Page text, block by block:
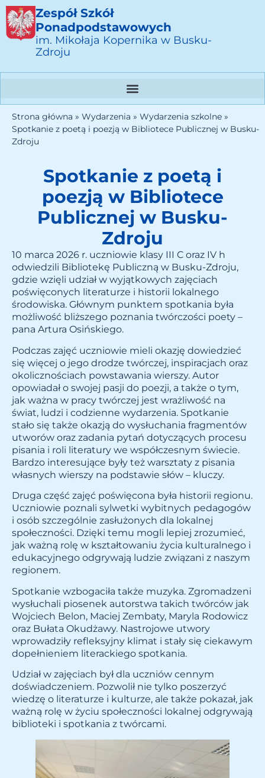
Zespół Szkół
Ponadpodstawowych
im. Mikołaja Kopernika w Busku-
Zdroju
Strona główna » Wydarzenia » Wydarzenia szkolne »
Spotkanie z poetą i poezją w Bibliotece Publicznej w Busku-
Zdroju
Spotkanie z poetą i
poezją w Bibliotece
Publicznej w Busku-
Zdroju
10 marca 2026 r. uczniowie klasy III C oraz IV h
odwiedzili Bibliotekę Publiczną w Busku-Zdroju,
gdzie wzięli udział w wyjątkowych zajęciach
poświęconych literaturze i historii lokalnego
środowiska. Głównym punktem spotkania była
możliwość bliższego poznania twórczości poety –
pana Artura Osińskiego.
Podczas zajęć uczniowie mieli okazję dowiedzieć
się więcej o jego drodze twórczej, inspiracjach oraz
okolicznościach powstawania wierszy. Autor
opowiadał o swojej pasji do poezji, a także o tym,
jak ważna w pracy twórczej jest wrażliwość na
świat, ludzi i codzienne wydarzenia. Spotkanie
stało się także okazją do wysłuchania fragmentów
utworów oraz zadania pytań dotyczących procesu
pisania i roli literatury we współczesnym świecie.
Bardzo interesujące były też warsztaty z pisania
własnych wierszy na podstawie słów – kluczy.
Druga część zajęć poświęcona była historii regionu.
Uczniowie poznali sylwetki wybitnych pedagogów
i osób szczególnie zasłużonych dla lokalnej
społeczności. Dzięki temu mogli lepiej zrozumieć,
jak ważną rolę w kształtowaniu życia kulturalnego i
edukacyjnego odgrywają ludzie związani z naszym
regionem.
Spotkanie wzbogaciła także muzyka. Zgromadzeni
wysłuchali piosenek autorstwa takich twórców jak
Wojciech Belon, Maciej Zembaty, Maryla Rodowicz
oraz Bułata Okudżawy. Nastrojowe utwory
wprowadziły refleksyjny klimat i stały się ciekawym
dopełnieniem literackiego spotkania.
Udział w zajęciach był dla uczniów cennym
doświadczeniem. Pozwolił nie tylko poszerzyć
wiedzę o literaturze i kulturze, ale także pokazał, jak
ważną rolę w życiu społeczności lokalnej odgrywają
biblioteki i spotkania z twórcami.